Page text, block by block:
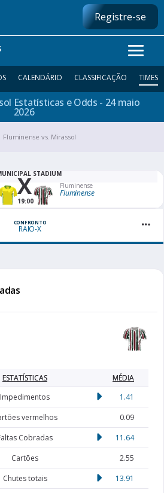
Registre-se
CALENDÁRIO CLASSIFICAÇÃO TIMES
Estatísticas e Odds - 24 maio
2026
Fluminense vs. Mirassol
STADIUM
Fluminense
Fluminense
X
19:00
CONFRONTO
RAIO-X
ESTATÍSTICAS
MÉDIA
Impedimentos
1.41
vermelhos
0.09
Cobradas
11.64
Cartões
2.55
Chutes totais
13.91